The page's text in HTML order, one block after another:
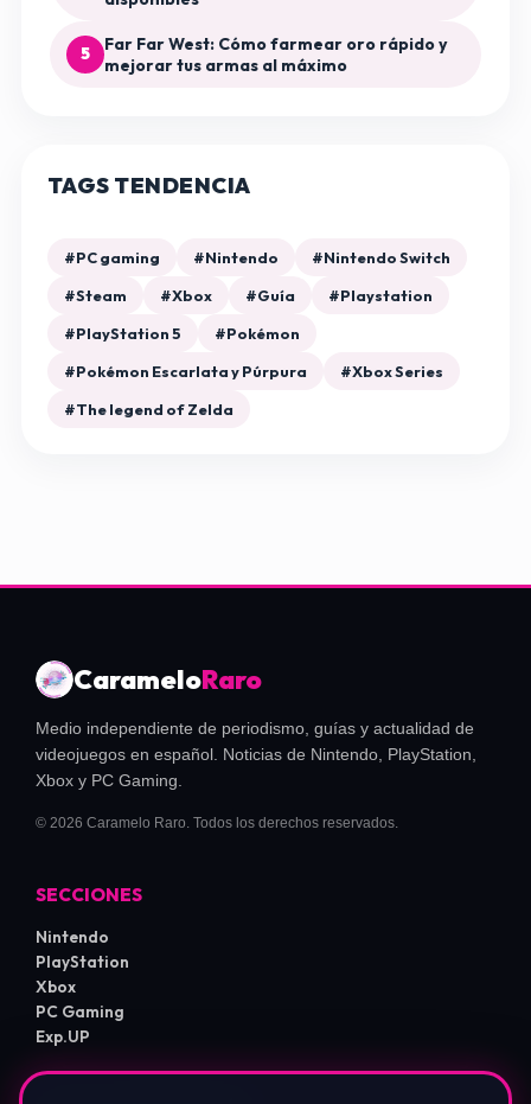
5
Far Far West: Cómo farmear oro rápido y
mejorar tus armas al máximo
TAGS TENDENCIA
#PC gaming #Nintendo
#Nintendo Switch
#Steam
#Xbox #Guía
#Playstation
#PlayStation 5
#Pokémon
#Pokémon Escarlata y Púrpura
#Xbox Series
#The legend of Zelda
CarameloRaro
Medio independiente de periodismo, guías y actualidad de
videojuegos en español. Noticias de Nintendo, PlayStation,
Xbox y PC Gaming.
© 2026 Caramelo Raro. Todos los derechos reservados.
SECCIONES
Nintendo
PlayStation
Xbox
PC Gaming
Exp.UP